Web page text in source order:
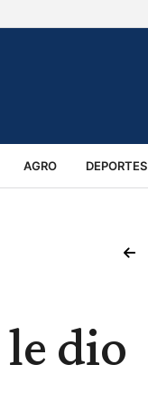
AGRO DEPORTES
dio